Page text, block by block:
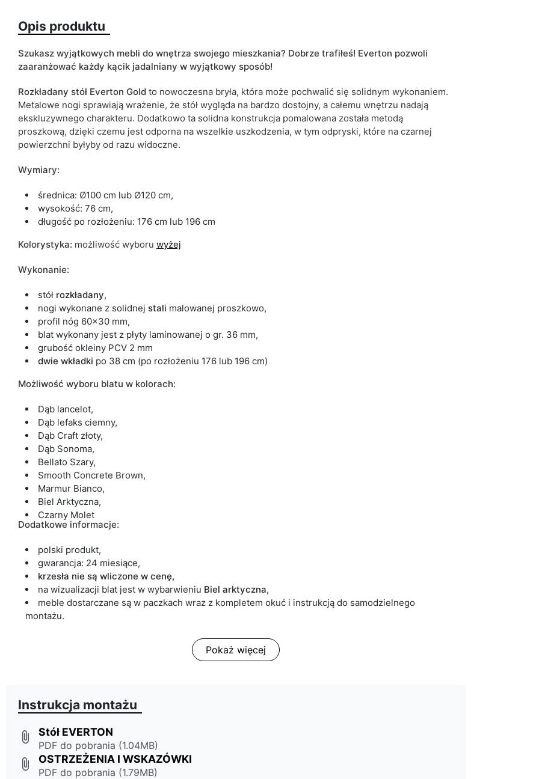
złoty
ean13 5904870898086
Termin dostawy: 10 dni roboczych
Opis produktu
Szukasz wyjątkowych mebli do wnętrza swojego mieszkania? Dobrze trafiłeś! Everton pozwoli
zaaranżować każdy kącik jadalniany w wyjątkowy sposób!
Rozkładany stół Everton Gold to nowoczesna bryła, która może pochwalić się solidnym wykonaniem.
Metalowe nogi sprawiają wrażenie, że stół wygląda na bardzo dostojny, a całemu wnętrzu nadają
ekskluzywnego charakteru. Dodatkowo ta solidna konstrukcja pomalowana została metodą
proszkową, dzięki czemu jest odporna na wszelkie uszkodzenia, w tym odpryski, które na czarnej
powierzchni byłyby od razu widoczne.
Wymiary:
średnica: Ø100 cm lub Ø120 cm,
wysokość: 76 cm,
długość po rozłożeniu: 176 cm lub 196 cm
Kolorystyka: możliwość wyboru wyżej
Wykonanie:
stół rozkładany,
nogi wykonane z solidnej stali malowanej proszkowo,
profil nóg 60x30 mm,
blat wykonany jest z płyty laminowanej o gr. 36 mm,
grubość okleiny PCV 2 mm
dwie wkładki po 38 cm (po rozłożeniu 176 lub 196 cm)
Możliwość wyboru blatu w kolorach:
Dąb lancelot,
Dąb lefaks ciemny,
Dąb Craft złoty,
Dąb Sonoma,
Bellato Szary,
Smooth Concrete Brown,
Marmur Bianco,
Biel Arktyczna,
Czarny Molet
Dodatkowe informacje:
polski produkt,
gwarancja: 24 miesiące,
krzesła nie są wliczone w cenę,
na wizualizacji blat jest w wybarwieniu Biel arktyczna,
meble dostarczane są w paczkach wraz z kompletem okuć i instrukcją do samodzielnego
montażu.
Pokaż więcej
Instrukcja montażu
attach_file Stół EVERTON
PDF do pobrania (1.04MB)
attach_file OSTRZEŻENIA I WSKAZÓWKI
PDF do pobrania (1.79MB)